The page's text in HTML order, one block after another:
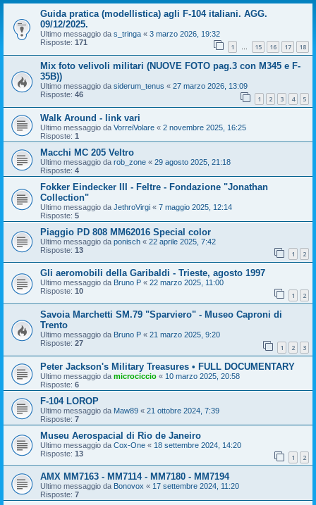
Guida pratica (modellistica) agli F-104 italiani. AGG.
09/12/2025.
Ultimo messaggio da s_tringa « 3 marzo 2026, 19:32
Risposte: 171 1 … 15 16 17 18
Mix foto velivoli militari (NUOVE FOTO pag.3 con M345 e F-
35B))
Ultimo messaggio da siderum_tenus « 27 marzo 2026, 13:09
Risposte: 46 1 2 3 4 5
Walk Around - link vari
Ultimo messaggio da VorreiVolare « 2 novembre 2025, 16:25
Risposte: 1
Macchi MC 205 Veltro
Ultimo messaggio da rob_zone « 29 agosto 2025, 21:18
Risposte: 4
Fokker Eindecker III - Feltre - Fondazione "Jonathan
Collection"
Ultimo messaggio da JethroVirgi « 7 maggio 2025, 12:14
Risposte: 5
Piaggio PD 808 MM62016 Special color
Ultimo messaggio da ponisch « 22 aprile 2025, 7:42
Risposte: 13 1 2
Gli aeromobili della Garibaldi - Trieste, agosto 1997
Ultimo messaggio da Bruno P « 22 marzo 2025, 11:00
Risposte: 10 1 2
Savoia Marchetti SM.79 "Sparviero" - Museo Caproni di
Trento
Ultimo messaggio da Bruno P « 21 marzo 2025, 9:20
Risposte: 27 1 2 3
Peter Jackson's Military Treasures • FULL DOCUMENTARY
Ultimo messaggio da microciccio « 10 marzo 2025, 20:58
Risposte: 6
F-104 LOROP
Ultimo messaggio da Maw89 « 21 ottobre 2024, 7:39
Risposte: 7
Museu Aerospacial di Rio de Janeiro
Ultimo messaggio da Cox-One « 18 settembre 2024, 14:20
Risposte: 13 1 2
AMX MM7163 - MM7114 - MM7180 - MM7194
Ultimo messaggio da Bonovox « 17 settembre 2024, 11:20
Risposte: 7